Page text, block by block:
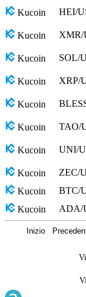
Kucoin HEI/
Kucoin XMR/
Kucoin SOL/
Kucoin XRP/
Kucoin
Kucoin TAO/
Kucoin UNI/
Kucoin ZEC/
Kucoin
BTC/
Kucoin
ADA/
Inizio